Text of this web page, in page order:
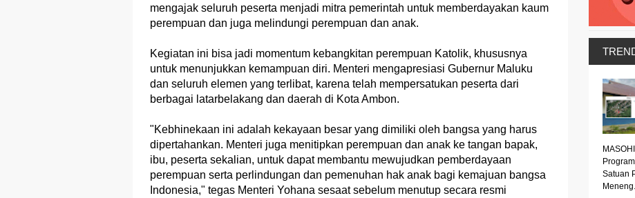
mengajak seluruh peserta menjadi mitra pemerintah untuk memberdayakan kaum
perempuan dan juga melindungi perempuan dan anak.
Kegiatan ini bisa jadi momentum kebangkitan perempuan Katolik, khususnya
untuk menunjukkan kemampuan diri. Menteri mengapresiasi Gubernur Maluku
dan seluruh elemen yang terlibat, karena telah mempersatukan peserta dari
berbagai latarbelakang dan daerah di Kota Ambon.
"Kebhinekaan ini adalah kekayaan besar yang dimiliki oleh bangsa yang harus
dipertahankan. Menteri juga menitipkan perempuan dan anak ke tangan bapak,
ibu, peserta sekalian, untuk dapat membantu mewujudkan pemberdayaan
perempuan serta perlindungan dan pemenuhan hak anak bagi kemajuan bangsa
Indonesia," tegas Menteri Yohana sesaat sebelum menutup secara resmi
Satuan
Meneng...